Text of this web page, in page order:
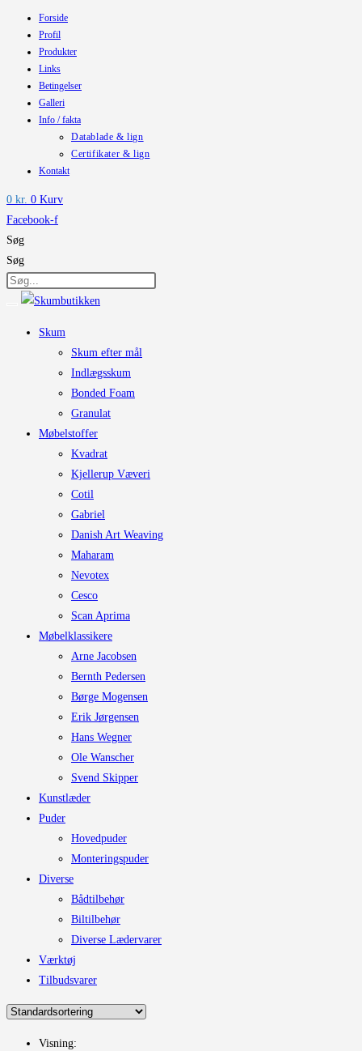
Forside
Profil
Produkter
Links
Betingelser
Galleri
Info / fakta
Datablade & lign
Certifikater & lign
Kontakt
0 kr. 0 Kurv
Facebook-f
Søg
Søg
Skum
Skum efter mål
Indlægsskum
Bonded Foam
Granulat
Møbelstoffer
Kvadrat
Kjellerup Væveri
Cotil
Gabriel
Danish Art Weaving
Maharam
Nevotex
Cesco
Scan Aprima
Møbelklassikere
Arne Jacobsen
Bernth Pedersen
Børge Mogensen
Erik Jørgensen
Hans Wegner
Ole Wanscher
Svend Skipper
Kunstlæder
Puder
Hovedpuder
Monteringspuder
Diverse
Bådtilbehør
Biltilbehør
Diverse Lædervarer
Værktøj
Tilbudsvarer
Visning: